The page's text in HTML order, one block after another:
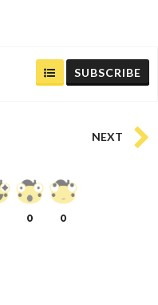
SUBSCRIBE
NEXT
0 0